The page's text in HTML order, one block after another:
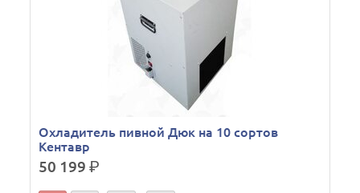
Охладитель пивной Дюк на 10 сортов
Кентавр
50 199р.